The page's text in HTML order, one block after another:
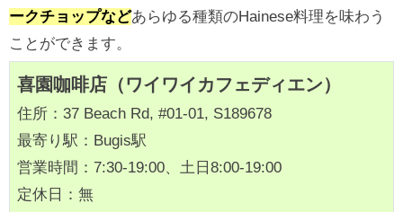
ークチョップなどあらゆる種類のHainese料理を味わう
ことができます。
喜園咖啡店（ワイワイカフェディエン）
住所：37 Beach Rd, #01-01, S189678
最寄り駅：Bugis駅
営業時間：7:30-19:00、土日8:00-19:00
定休日：無